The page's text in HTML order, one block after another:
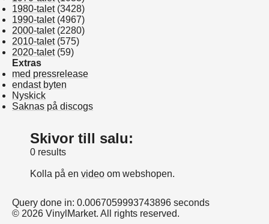
1980-talet(3428)
1990-talet(4967)
2000-talet(2280)
2010-talet(575)
2020-talet(59)
Extras
med pressrelease
endast byten
Nyskick
Saknas på discogs
Skivor till salu:
0 results
Kolla på en video om webshopen.
Query done in: 0.0067059993743896 seconds
© 2026 VinylMarket. All rights reserved.